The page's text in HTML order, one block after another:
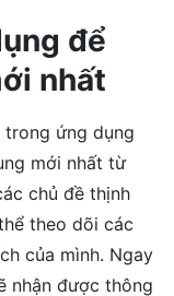
để
nhất
ứng dụng
mới nhất từ
chủ đề thịnh
theo dõi các
của mình. Ngay
nhận được thông